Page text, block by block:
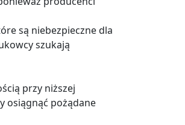
są niebezpieczne dla
szukają
przy niższej
osiągnąć pożądane